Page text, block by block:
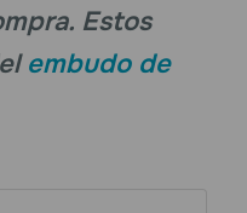
Estos
embudo de